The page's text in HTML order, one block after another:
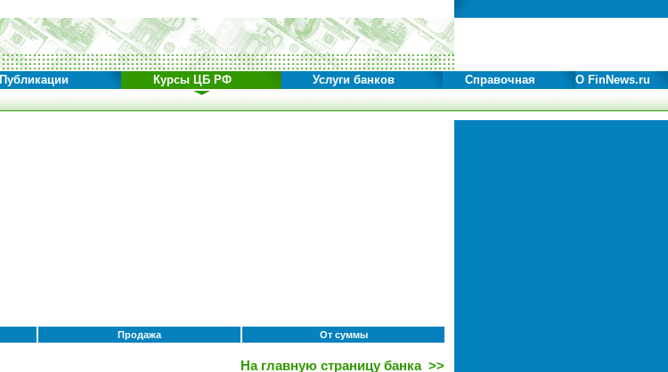
Публикации Курсы ЦБ РФ Услуги банков Справочная О FinNews.ru
Продажа От суммы
На главную страницу банка >>